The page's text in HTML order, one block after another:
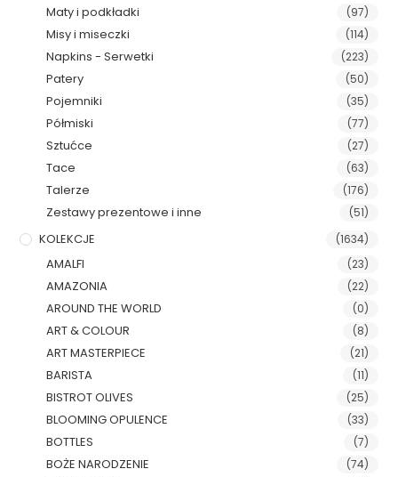
Maty i podkładki (97)
Misy i miseczki (114)
Napkins - Serwetki (223)
Patery (50)
Pojemniki (35)
Półmiski (77)
Sztućce (27)
Tace (63)
Talerze (176)
Zestawy prezentowe i inne (51)
KOLEKCJE (1634)
AMALFI (23)
AMAZONIA (22)
AROUND THE WORLD (0)
ART & COLOUR (8)
ART MASTERPIECE (21)
BARISTA (11)
BISTROT OLIVES (25)
BLOOMING OPULENCE (33)
BOTTLES (7)
BOŻE NARODZENIE (74)